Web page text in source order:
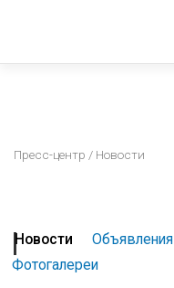
Пресс-центр / Новости
Новости Объявления
Фотогалереи